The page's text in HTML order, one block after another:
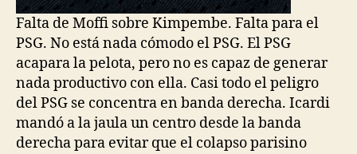
Falta de Moffi sobre Kimpembe. Falta para el
PSG. No está nada cómodo el PSG. El PSG
acapara la pelota, pero no es capaz de generar
nada productivo con ella. Casi todo el peligro
del PSG se concentra en banda derecha. Icardi
mandó a la jaula un centro desde la banda
derecha para evitar que el colapso parisino